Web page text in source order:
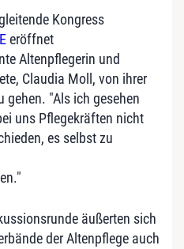
Kongress
eröffnet
Altenpflegerin und
Claudia Moll, von ihrer
"Als ich gesehen
uns Pflegekräften nicht
es selbst zu
äußerten sich
der Altenpflege auch